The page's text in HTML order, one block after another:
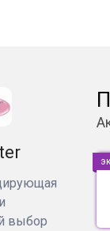
выбор